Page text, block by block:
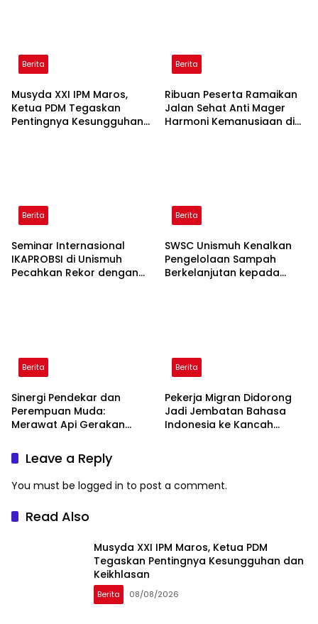
Berita
Musyda XXI IPM Maros,
Ketua PDM Tegaskan
Pentingnya Kesungguhan
Berita
Ribuan Peserta Ramaikan
Jalan Sehat Anti Mager
Harmoni Kemanusiaan di
Berita
Seminar Internasional
IKAPROBSI di Unismuh
Pecahkan Rekor dengan
Berita
SWSC Unismuh Kenalkan
Pengelolaan Sampah
Berkelanjutan kepada
Berita
Sinergi Pendekar dan
Perempuan Muda:
Merawat Api Gerakan
Berita
Pekerja Migran Didorong
Jadi Jembatan Bahasa
Indonesia ke Kancah
Leave a Reply
You must be logged in to post a comment.
Read Also
Musyda XXI IPM Maros, Ketua PDM
Tegaskan Pentingnya Kesungguhan dan
Keikhlasan
Berita 08/08/2026